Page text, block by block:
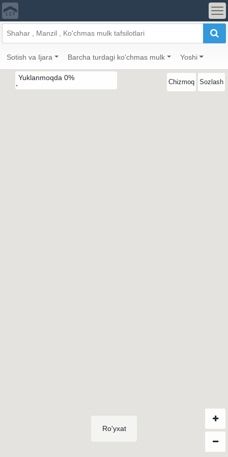
Sotish va Ijara Barcha turdagi ko'chmas mulk Yoshi
Chizmoq Sozlash
Yuklanmoqda 0%
Ro'yxat